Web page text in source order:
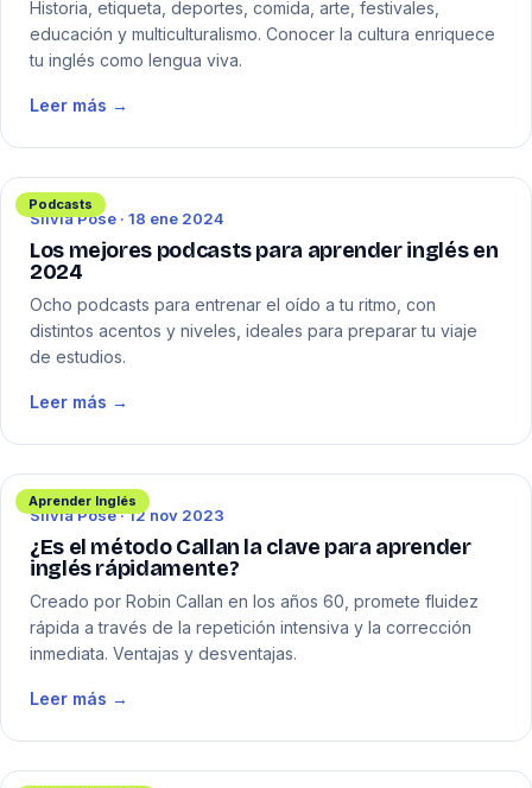
Historia, etiqueta, deportes, comida, arte, festivales,
educación y multiculturalismo. Conocer la cultura enriquece
tu inglés como lengua viva.
Leer más →
Podcasts
Silvia Pose · 18 ene 2024
Los mejores podcasts para aprender inglés en
2024
Ocho podcasts para entrenar el oído a tu ritmo, con
distintos acentos y niveles, ideales para preparar tu viaje
de estudios.
Leer más →
Aprender Inglés
Silvia Pose · 12 nov 2023
¿Es el método Callan la clave para aprender
inglés rápidamente?
Creado por Robin Callan en los años 60, promete fluidez
rápida a través de la repetición intensiva y la corrección
inmediata. Ventajas y desventajas.
Leer más →